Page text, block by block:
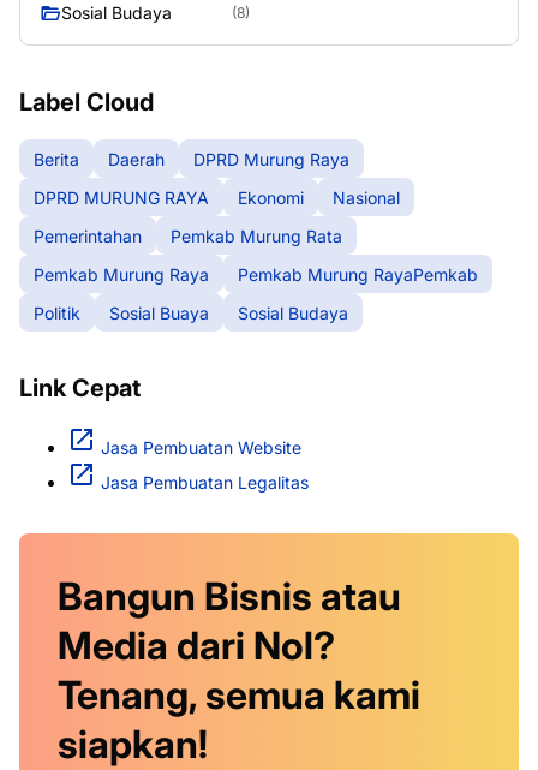
Sosial Budaya (8)
Label Cloud
Berita Daerah
DPRD Murung Raya
DPRD MURUNG RAYA
Ekonomi
Nasional
Pemerintahan
Pemkab Murung Rata
Pemkab Murung Raya
Pemkab Murung RayaPemkab
Politik
Sosial Buaya Sosial Budaya
Link Cepat
Jasa Pembuatan Website
Jasa Pembuatan Legalitas
Bangun Bisnis atau
Media dari Nol?
Tenang, semua kami
siapkan!